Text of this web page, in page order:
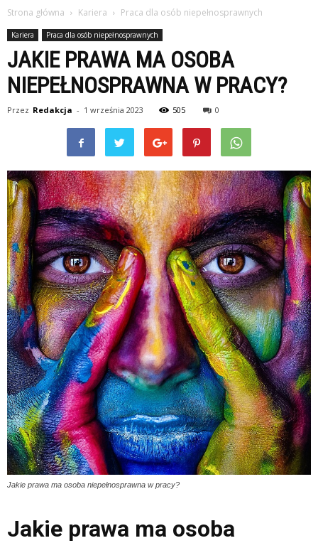
Strona główna Kariera Praca dla osób niepełnosprawnych
Kariera Praca dla osób niepełnosprawnych
JAKIE PRAWA MA OSOBA
NIEPEŁNOSPRAWNA W PRACY?
Przez Redakcja - 1 września 2023 505 0
Jakie prawa ma osoba niepełnosprawna w pracy?
Jakie prawa ma osoba